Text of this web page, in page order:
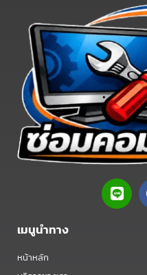
L
i
n
เมนูนำทาง
หน้าหลัก